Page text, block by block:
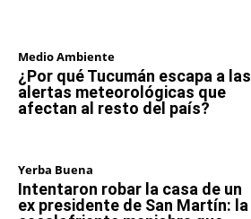
Medio Ambiente
¿Por qué Tucumán escapa a las
alertas meteorológicas que
afectan al resto del país?
Yerba Buena
Intentaron robar la casa de un
ex presidente de San Martín: la